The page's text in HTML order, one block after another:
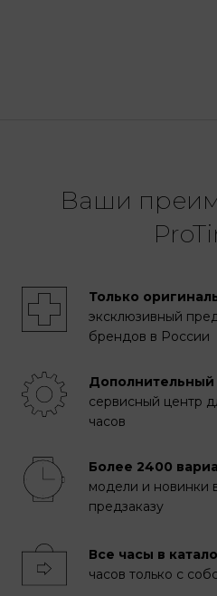
Ваши
Только
эксклюзивный
брендов в России
Дополнительный
сервисный центр
часов
Более 2400
модели и новинки
предзаказу
Все часы в
часов только с